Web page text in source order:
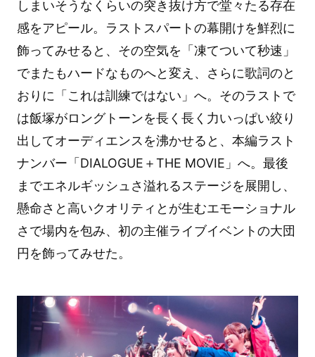
しまいそうなくらいの突き抜け方で堂々たる存在
感をアピール。ラストスパートの幕開けを鮮烈に
飾ってみせると、その空気を「凍てついて秒速」
でまたもハードなものへと変え、さらに歌詞のと
おりに「これは訓練ではない」へ。そのラストで
は飯塚がロングトーンを長く長く力いっぱい絞り
出してオーディエンスを沸かせると、本編ラスト
ナンバー「DIALOGUE＋THE MOVIE」へ。最後
までエネルギッシュさ溢れるステージを展開し、
懸命さと高いクオリティとが生むエモーショナル
さで場内を包み、初の主催ライブイベントの大団
円を飾ってみせた。